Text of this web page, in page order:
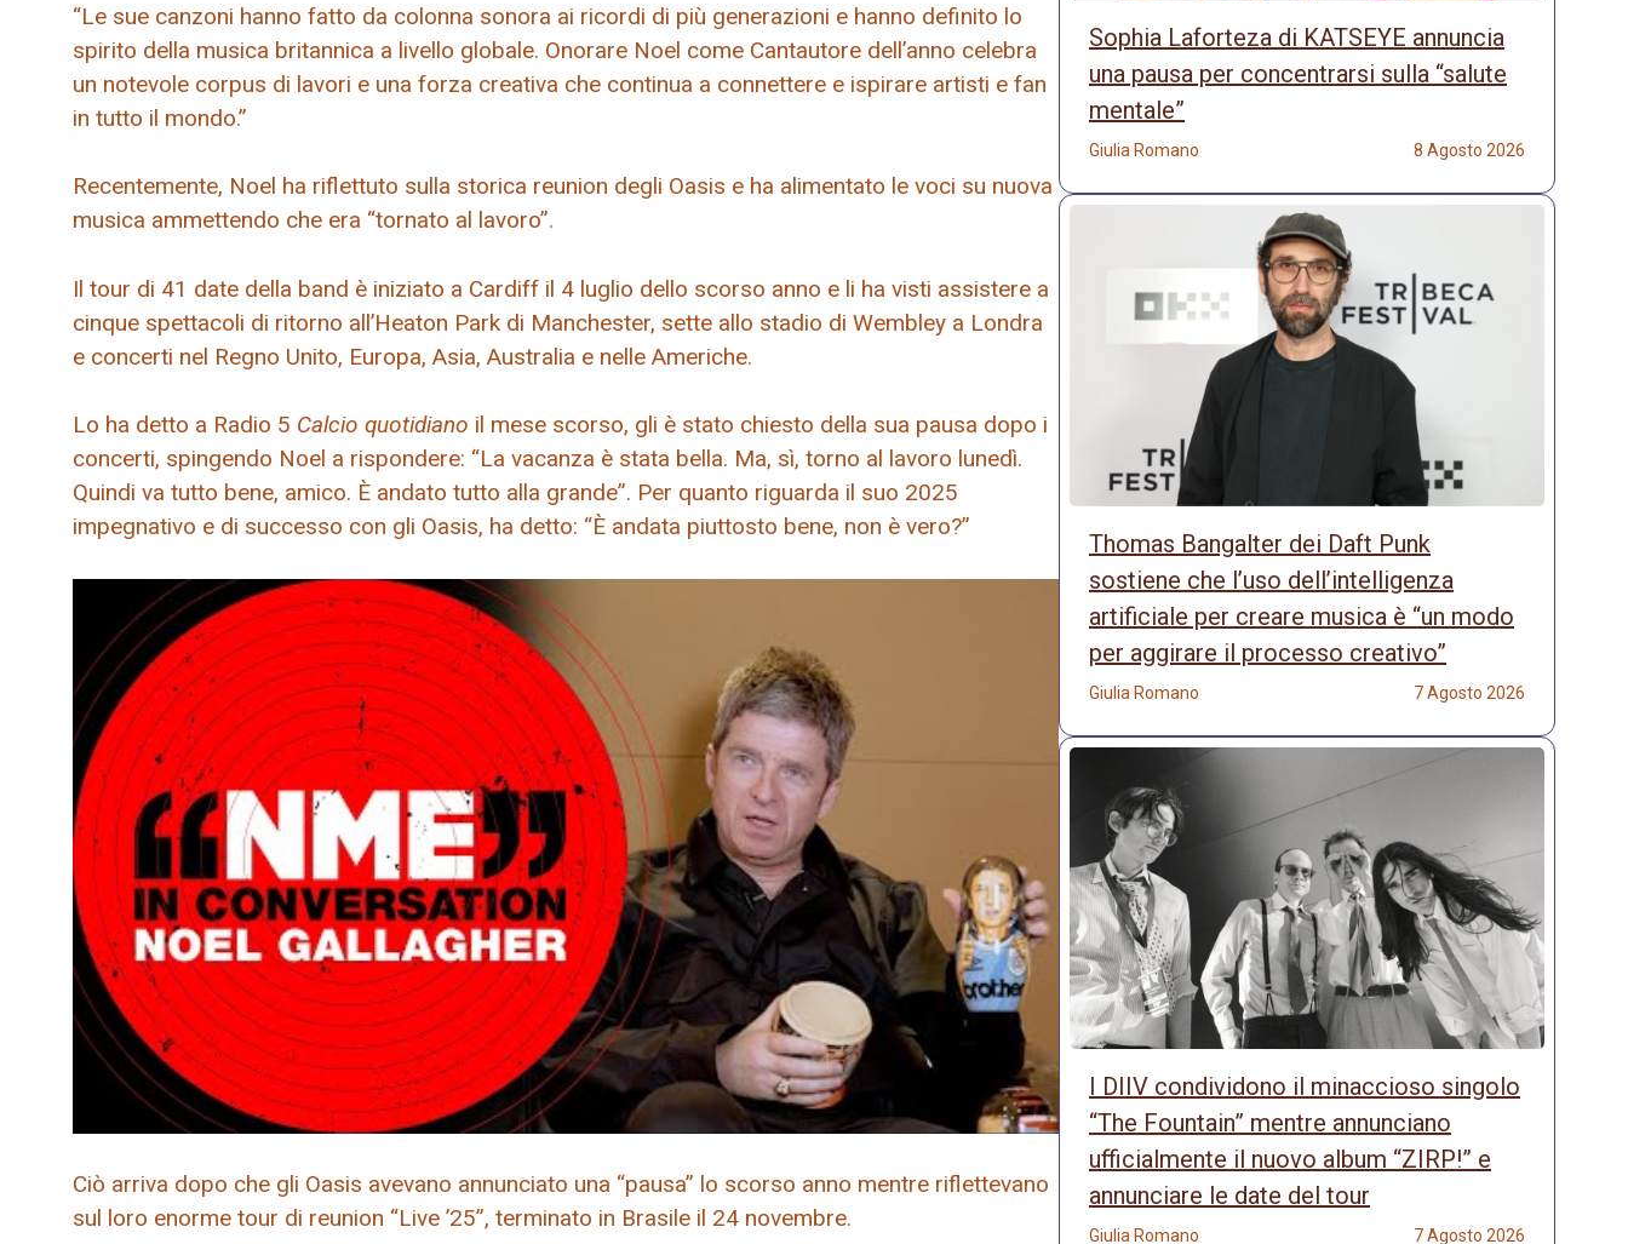
“Le sue canzoni hanno fatto da colonna sonora ai ricordi di più generazioni e hanno definito lo
spirito della musica britannica a livello globale. Onorare Noel come Cantautore dell’anno celebra
un notevole corpus di lavori e una forza creativa che continua a connettere e ispirare artisti e fan
in tutto il mondo.”
Recentemente, Noel ha riflettuto sulla storica reunion degli Oasis e ha alimentato le voci su nuova
musica ammettendo che era “tornato al lavoro”.
Il tour di 41 date della band è iniziato a Cardiff il 4 luglio dello scorso anno e li ha visti assistere a
cinque spettacoli di ritorno all’Heaton Park di Manchester, sette allo stadio di Wembley a Londra
e concerti nel Regno Unito, Europa, Asia, Australia e nelle Americhe.
Lo ha detto a Radio 5 Calcio quotidiano il mese scorso, gli è stato chiesto della sua pausa dopo i
concerti, spingendo Noel a rispondere: “La vacanza è stata bella. Ma, sì, torno al lavoro lunedì.
Quindi va tutto bene, amico. È andato tutto alla grande”. Per quanto riguarda il suo 2025
impegnativo e di successo con gli Oasis, ha detto: “È andata piuttosto bene, non è vero?”
Ciò arriva dopo che gli Oasis avevano annunciato una “pausa” lo scorso anno mentre riflettevano
sul loro enorme tour di reunion “Live ’25”, terminato in Brasile il 24 novembre.
Sophia Laforteza di KATSEYE annuncia
una pausa per concentrarsi sulla “salute
mentale”
Giulia Romano 8 Agosto 2026
Thomas Bangalter dei Daft Punk
sostiene che l’uso dell’intelligenza
artificiale per creare musica è “un modo
per aggirare il processo creativo”
Giulia Romano 7 Agosto 2026
I DIIV condividono il minaccioso singolo
“The Fountain” mentre annunciano
ufficialmente il nuovo album “ZIRP!” e
annunciare le date del tour
Giulia Romano 7 Agosto 2026